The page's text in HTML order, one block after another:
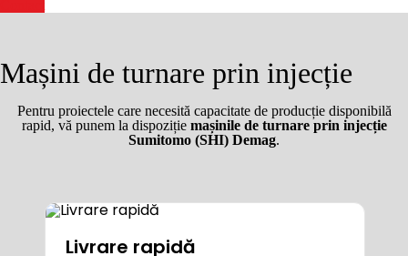
Mașini de turnare prin injecție
Pentru proiectele care necesită capacitate de producție disponibilă
rapid, vă punem la dispoziție mașinilede turnare prin injecție
Sumitomo (SHI) Demag.
Livrare rapidă